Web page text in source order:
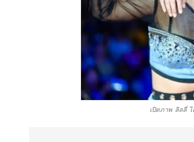
เปิดภาพ ลิลลี่